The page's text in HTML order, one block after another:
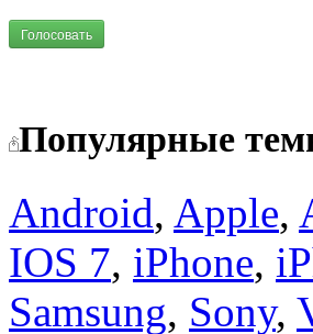
Голосовать
Популярные
Android, Apple,
IOS 7, iPhone,
Samsung, Sony,